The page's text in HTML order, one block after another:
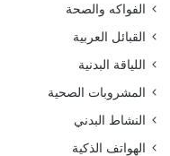
الفواكه والصحة
القبائل العربية
اللياقة البدنية
المشروبات الصحية
النشاط البدني
الهواتف الذكية